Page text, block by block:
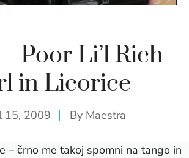
Poor Li’l Rich
in Licorice
15, 2009 By Maestra
– črno me takoj spomni na tango in